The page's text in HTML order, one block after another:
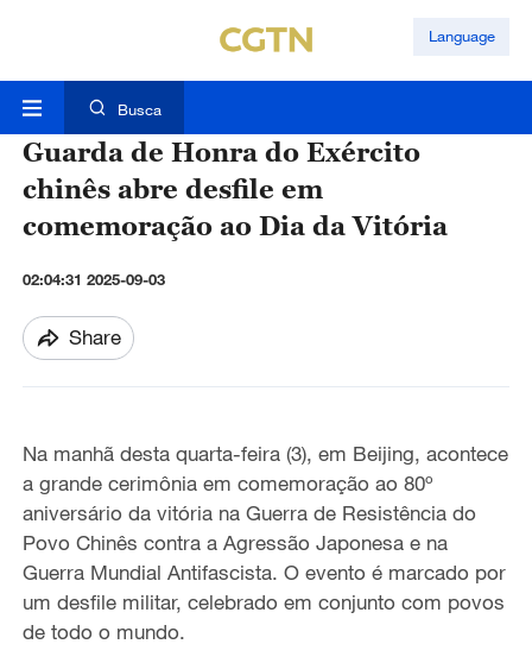
Language
Busca
Guarda de Honra do Exército
chinês abre desfile em
comemoração ao Dia da Vitória
02:04:31 2025-09-03
Share
Na manhã desta quarta-feira (3), em Beijing, acontece
a grande cerimônia em comemoração ao 80º
aniversário da vitória naGuerra de Resistência do
Povo Chinês contra a Agressão Japonesa e na
Guerra Mundial Antifascista. O evento é marcado por
um desfile militar, celebrado em conjunto com povos
detodo o mundo.